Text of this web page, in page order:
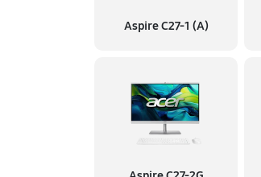
Aspire C27-1 (A)